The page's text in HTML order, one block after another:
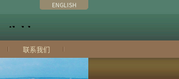
ENGLISH
联系我们